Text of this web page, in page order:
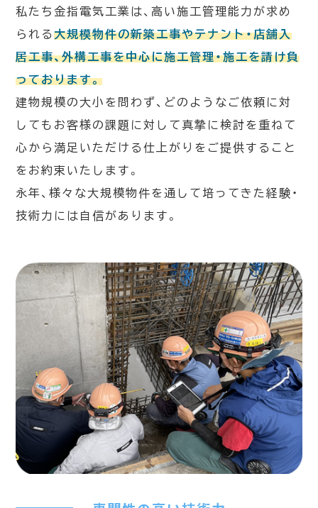
私たち金指電気工業は、高い施工管理能力が求め
られる大規模物件の新築工事やテナント・店舗入
居工事、外構工事を中心に施工管理・施工を請け負
っております。
建物規模の大小を問わず、どのようなご依頼に対
してもお客様の課題に対して真摯に検討を重ねて
心から満足いただける仕上がりをご提供すること
をお約束いたします。
永年、様々な大規模物件を通して培ってきた経験・
技術力には自信があります。